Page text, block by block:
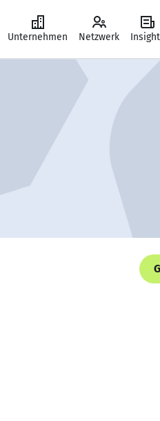
Unternehmen Netzwerk